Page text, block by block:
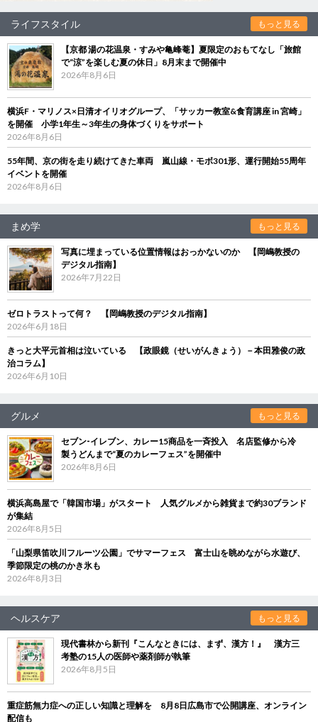
ライフスタイル もっと見る
【京都 湯の花温泉・すみや亀峰菴】夏限定のおもてなし「旅館
で“涼”を楽しむ夏の休日」8月末まで開催中
2026年8月6日
横浜F・マリノス×日清オイリオグループ、「サッカー教室&食育講座 in 宮崎」
を開催 小学1年生～3年生の身体づくりをサポート
2026年8月6日
55年間、京の街を走り続けてきた車両 嵐山線・モボ301形、運行開始55周年
イベントを開催
2026年8月6日
まめ学 もっと見る
写真に埋まっている位置情報はおっかないのか 【岡嶋教授の
デジタル指南】
2026年7月22日
ゼロトラストって何？ 【岡嶋教授のデジタル指南】
2026年6月18日
きっと大平元首相は泣いている 【政眼鏡（せいがんきょう）－本田雅俊の政
治コラム】
2026年6月10日
グルメ もっと見る
セブン‐イレブン、カレー15商品を一斉投入 名店監修から冷
製うどんまで“夏のカレーフェス”を開催中
2026年8月6日
横浜高島屋で「韓国市場」がスタート 人気グルメから雑貨まで約30ブランド
が集結
2026年8月5日
「山梨県笛吹川フルーツ公園」でサマーフェス 富士山を眺めながら水遊び、
季節限定の桃のかき氷も
2026年8月3日
ヘルスケア もっと見る
現代書林から新刊『こんなときには、まず、漢方！』 漢方三
考塾の15人の医師や薬剤師が執筆
2026年8月5日
重症筋無力症への正しい知識と理解を 8月8日広島市で公開講座、オンライン
配信も